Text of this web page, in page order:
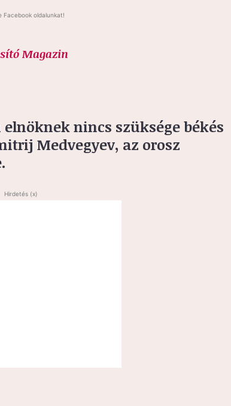
Facebook oldalunkat!
Magazin
nincs szüksége békés
Medvegyev, az orosz
Hirdetés (x)